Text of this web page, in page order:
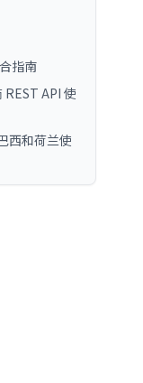
指南
API 使
西和荷兰使